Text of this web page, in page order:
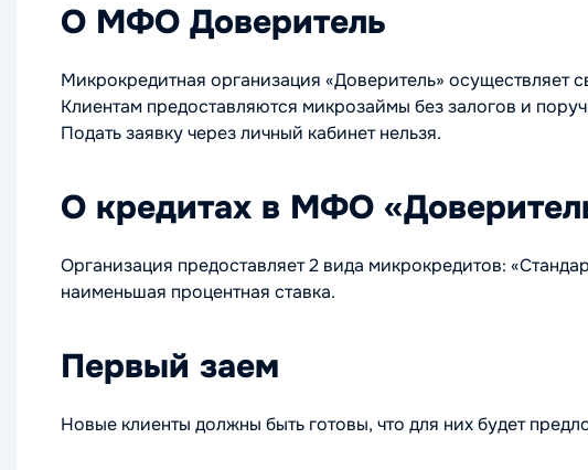
О МФО Доверитель
Микрокредитная организация «Доверитель» осуществляет
Клиентам предоставляются микрозаймы без залогов и
Подать заявку через личный кабинет нельзя.
О кредитах в МФО
Организация предоставляет 2 вида микрокредитов:
наименьшая процентная ставка.
Первый заем
Новые клиенты должны быть готовы, что для них будет